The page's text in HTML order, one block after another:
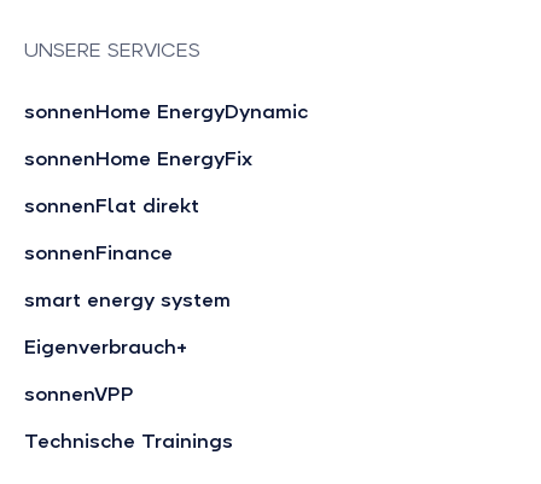
UNSERE SERVICES
sonnenHome EnergyDynamic
sonnenHome EnergyFix
sonnenFlat direkt
sonnenFinance
smart energy system
Eigenverbrauch+
sonnenVPP
Technische Trainings